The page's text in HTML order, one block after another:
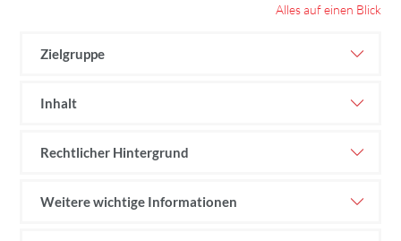
Alles auf einen Blick
Zielgruppe
Inhalt
Rechtlicher Hintergrund
Weitere wichtige Informationen